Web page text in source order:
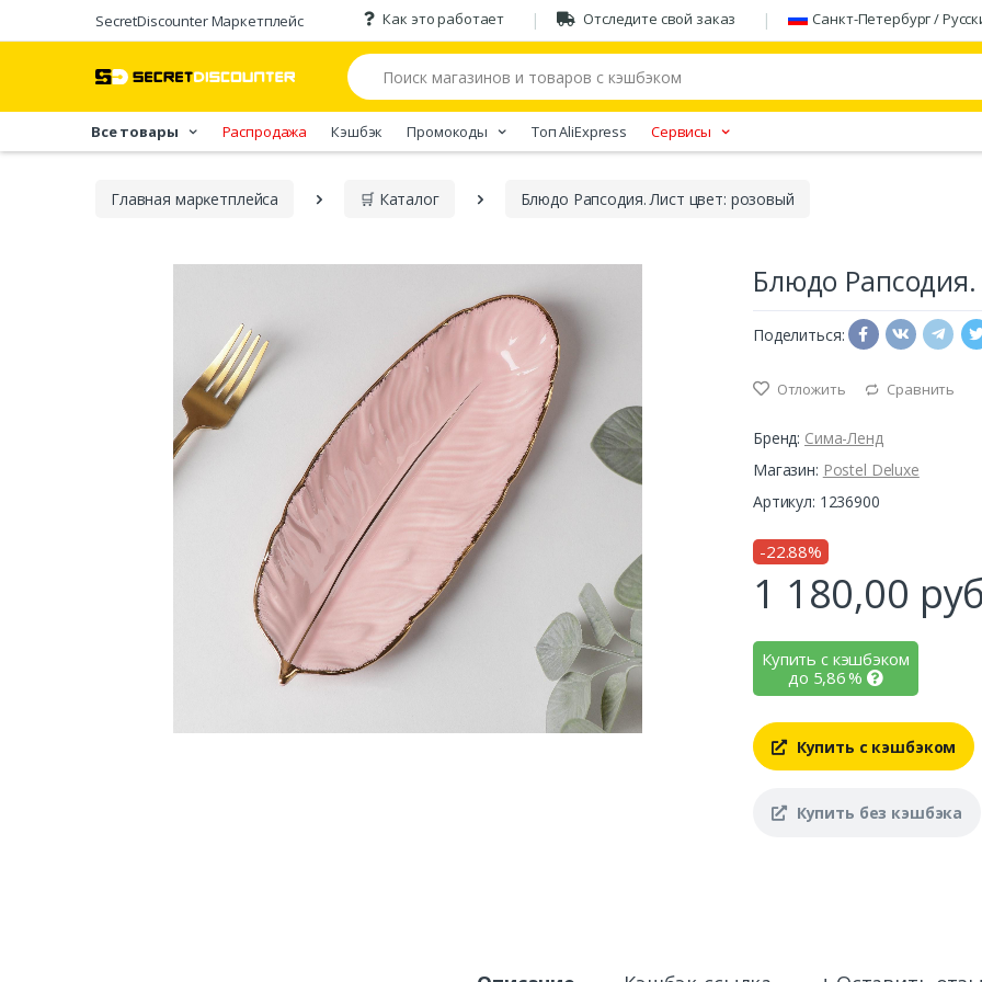
SecretDiscounter Маркетплейс Как это работает Отследите свой заказ Санкт-Петербург /
Все товары Распродажа Кэшбэк Промокоды Tоп AliExpress Сервисы
Главная марĸетплейса 🛒 Каталог Блюдо Рапсодия. Лист цвет: розовый
Блюдо
Поделиться:
Отложить Сравнить
Бренд: Сима-Ленд
Магазин: Postel Deluxe
Артикул: 1236900
-22.88%
1 180,00
Купить с кэшбэком
до 5,86%
Купить с кэшбэком
Купить без кэшбэка